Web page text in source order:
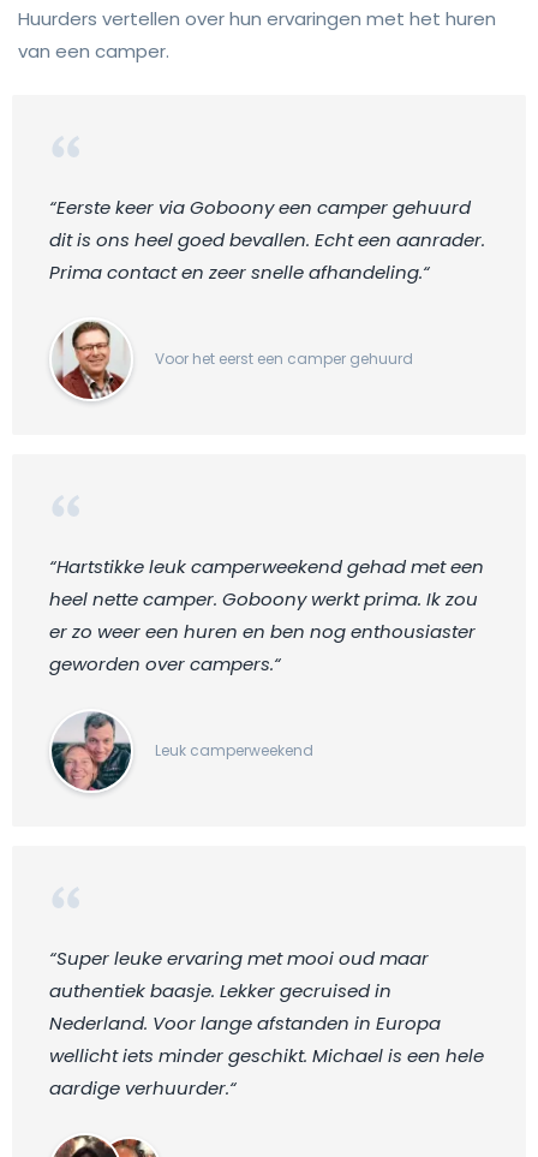
Huurders vertellen over hun ervaringen met het huren
van een camper.
“Eerste keer via Goboony een camper gehuurd
dit is ons heel goed bevallen. Echt een aanrader.
Prima contact en zeer snelle afhandeling.“
Voor het eerst een camper gehuurd
“Hartstikke leuk camperweekend gehad met een
heel nette camper. Goboony werkt prima. Ik zou
er zo weer een huren en ben nog enthousiaster
geworden over campers.“
Leuk camperweekend
“Super leuke ervaring met mooi oud maar
authentiek baasje. Lekker gecruised in
Nederland. Voor lange afstanden in Europa
wellicht iets minder geschikt. Michael is een hele
aardige verhuurder.“